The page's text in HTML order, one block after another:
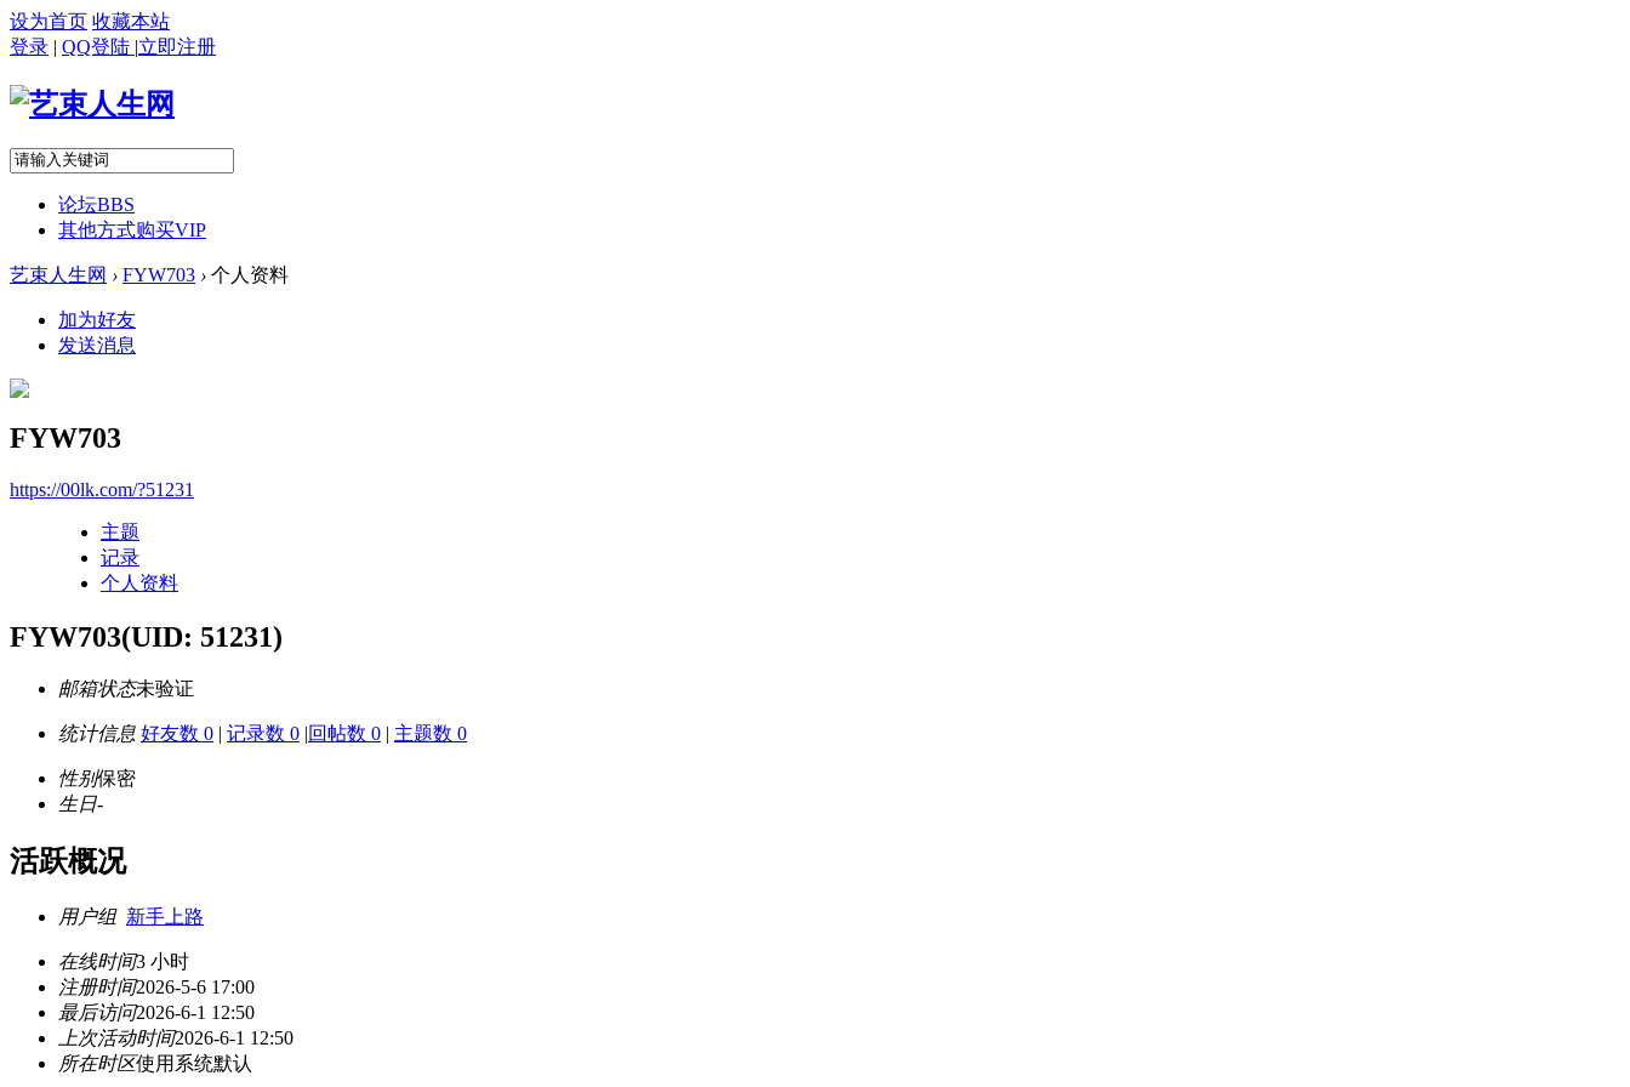
设为首页 收藏本站
登录 | QQ登陆 |立即注册
论坛BBS
其他方式购买VIP
艺束人生网 › FYW703 › 个人资料
加为好友
发送消息
FYW703
https://00lk.com/?51231
主题
记录
个人资料
FYW703(UID: 51231)
邮箱状态未验证
统计信息 好友数 0 | 记录数 0 |回帖数 0 | 主题数 0
性别保密
生日-
活跃概况
用户组 新手上路
在线时间3 小时
注册时间2026-5-6 17:00
最后访问2026-6-1 12:50
上次活动时间2026-6-1 12:50
所在时区使用系统默认